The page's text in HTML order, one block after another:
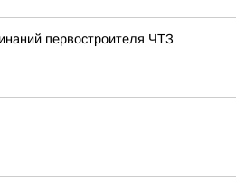
первостроителя ЧТЗ